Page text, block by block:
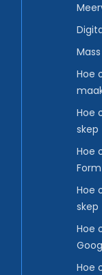
Hoe
Hoe
skep
Hoe
Hoe
skep
Hoe
Hoe